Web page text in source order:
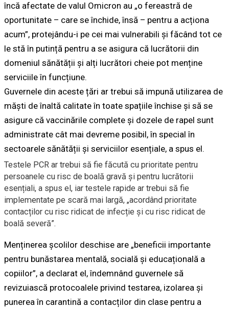
încă afectate de valul Omicron au „o fereastră de
oportunitate – care se închide, însă – pentru a acționa
acum”, protejându-i pe cei mai vulnerabili și făcând tot ce
le stă în putință pentru a se asigura că lucrătorii din
domeniul sănătății și alți lucrători cheie pot menține
serviciile în funcțiune.
Guvernele din aceste țări ar trebui să impună utilizarea de
măști de înaltă calitate în toate spațiile închise și să se
asigure că vaccinările complete și dozele de rapel sunt
administrate cât mai devreme posibil, în special în
sectoarele sănătății și serviciilor esențiale, a spus el.
Testele PCR ar trebui să fie făcută cu prioritate pentru
persoanele cu risc de boală gravă și pentru lucrătorii
esențiali, a spus el, iar testele rapide ar trebui să fie
implementate pe scară mai largă, „acordând prioritate
contacților cu risc ridicat de infecție și cu risc ridicat de
boală severă”.
Menținerea școlilor deschise are „beneficii importante
pentru bunăstarea mentală, socială și educațională a
copiilor”, a declarat el, îndemnând guvernele să
revizuiască protocoalele privind testarea, izolarea și
punerea în carantină a contacților din clase pentru a